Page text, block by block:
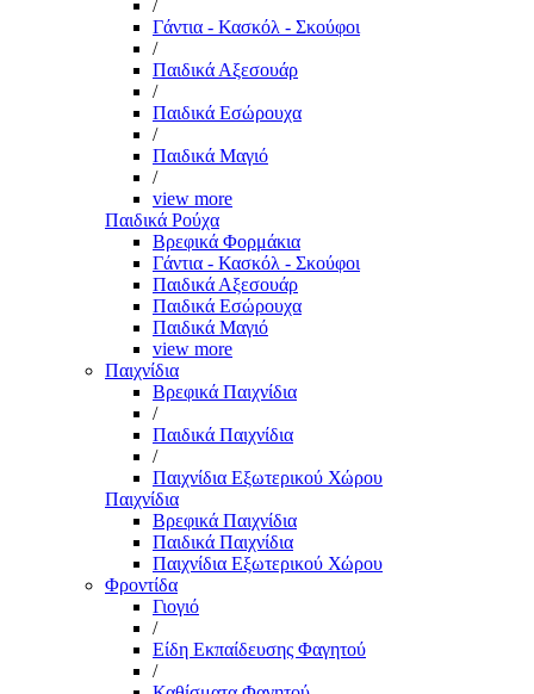
/
Γάντια - Κασκόλ - Σκούφοι
/
Παιδικά Αξεσουάρ
/
Παιδικά Εσώρουχα
/
Παιδικά Μαγιό
/
view more
Παιδικά Ρούχα
Βρεφικά Φορμάκια
Γάντια - Κασκόλ - Σκούφοι
Παιδικά Αξεσουάρ
Παιδικά Εσώρουχα
Παιδικά Μαγιό
view more
Παιχνίδια
Βρεφικά Παιχνίδια
/
Παιδικά Παιχνίδια
/
Παιχνίδια Εξωτερικού Χώρου
Παιχνίδια
Βρεφικά Παιχνίδια
Παιδικά Παιχνίδια
Παιχνίδια Εξωτερικού Χώρου
Φροντίδα
Γιογιό
/
Είδη Εκπαίδευσης Φαγητού
/